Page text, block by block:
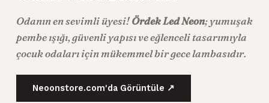
Odanın en sevimli üyesi!Ördek Led Neon; yumuşak
pembe ışığı, güvenli yapısı ve eğlenceli tasarımıyla
çocuk odaları için mükemmel bir gece lambasıdır.
Neoonstore.com'da Görüntüle ↗